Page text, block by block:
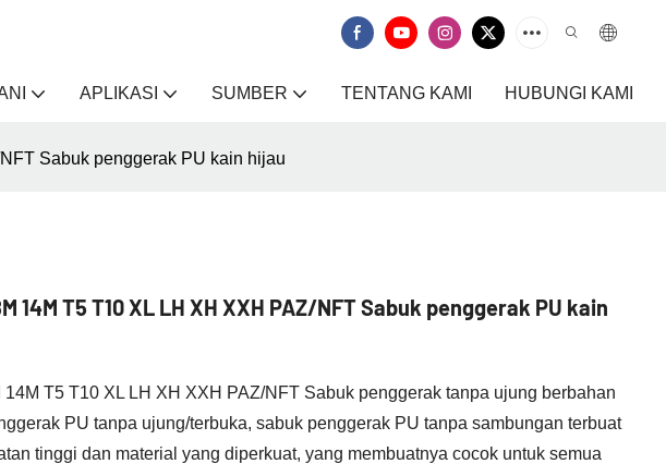
APLIKASI SUMBER TENTANG KAMI HUBUNGI KAMI
Sabuk penggerak PU kain hijau
14M T5 T10 XL LH XH XXH PAZ/NFT Sabuk penggerak PU kain
14M T5 T10 XL LH XH XXH PAZ/NFT Sabuk penggerak tanpa ujung berbahan
PU tanpa ujung/terbuka, sabuk penggerak PU tanpa sambungan terbuat
tinggi dan material yang diperkuat, yang membuatnya cocok untuk semua